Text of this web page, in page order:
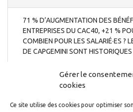
Gérer le
cookies
Ce site utilise des cookies pour optimiser
71 % D’AUGMENTATION DES
ENTREPRISES DU CAC40, +21 %
COMBIEN POUR LES SALARIÉ·ES ?
DE CAPGEMINI SONT HISTORIQUES